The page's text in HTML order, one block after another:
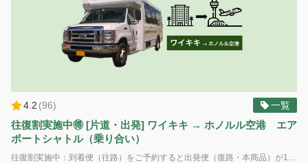
4.2 (96) 一覧
往復割実施中🉐 [片道・出発] ワイキキ → ホノルル空港 エア
ポートシャトル（乗り合い）
往復割実施中：到着便（往路）をご予約すると出発便（復路・本商品）が10%OFF（$26.00 → $23.40）になるクーポンをメールで配布中！出発便をご予約する前に到着便をご予約するのがお得です🉐 出発専用・乗り合いの空港シャトル送迎サービス（片道）：ワイキキのリゾート/宿泊施設（送迎はフロントを有するホテルおよびホテル管理体制のあるコンドミニアムのみ）からダニエル・K・イノウエ国際空港（ホノルル空港）へお送りします。 標準サイズのお荷物2個と手荷物1個までは追加料金なしに積載いただけます（ゴルフバッグは標準サイズの荷物とみなします） ※ドライバーによる荷物の積み下ろし対応は行なっておりませんのでお手数ですが、お客様ご自身でご対応をお願いいたします *ADA（アメリカの障害者法に基づく配慮）：車椅子のアシスタントが利用可能です。障害による特別な配慮が必要な場合は、予約時に具体的な要件をお知らせください。ご利用可能な車両に限りがあるため、ADA対応の車両の予約はサービス提供日時の最低7日前までに行う必要があります。障害のある旅行者のニーズに対応するため努めてまいります。 電動車椅子やスクーターの場合：車椅子とお客様の合計重量は500ポンド(226kg)を超えてはいけません。利用可能なプラットフォームの寸法は48インチ(121cm)×30インチ(76cm)です。また、ドライバーが荷室に運ぶことのできる最大重量は50ポンド(22kg)です。ご理解とご協力をお願いいたします。